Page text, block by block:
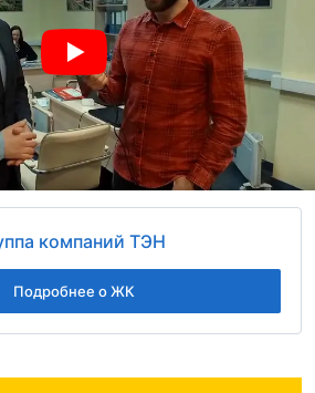
компаний ТЭН
Подробнее о ЖК